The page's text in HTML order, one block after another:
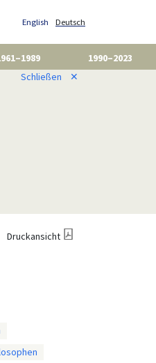
English Deutsch
1990–2023
Schließen ✕
Druckansicht